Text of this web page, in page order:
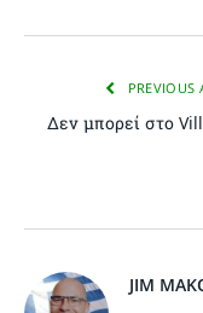
PREVIOUS
Δεν μπορεί στο
JIM